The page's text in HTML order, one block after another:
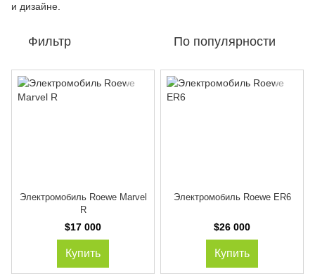
и дизайне.
Фильтр По популярности
Электромобиль Roewe Marvel
R
$17 000
Купить
Электромобиль Roewe ER6
$26 000
Купить